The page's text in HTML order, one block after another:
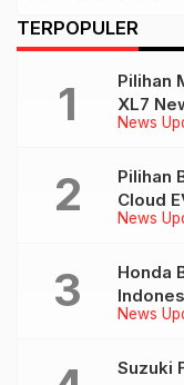
TERPOPULER
News
Pilihan
XL7
News
Pilihan
Cloud
2026
News
Honda
Suzuki